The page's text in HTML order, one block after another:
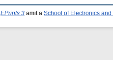
EPrints 3 amit a School of Electronics